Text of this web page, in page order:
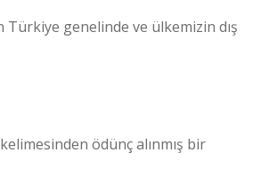
genelinde ve ülkemizin dış